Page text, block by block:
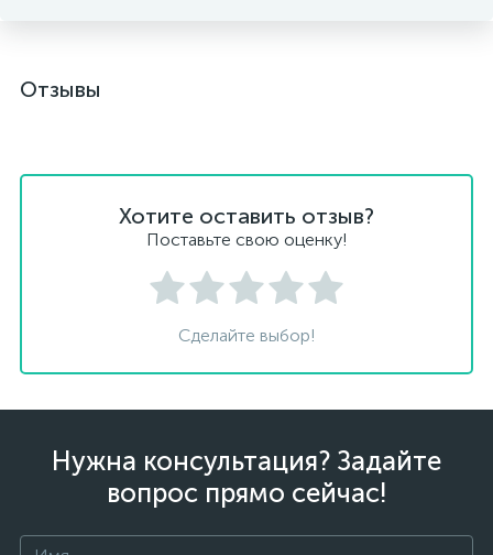
Отзывы
Хотите оставить отзыв?
Поставьте свою оценку!
Сделайте выбор!
Нужна консультация? Задайте
вопрос прямо сейчас!